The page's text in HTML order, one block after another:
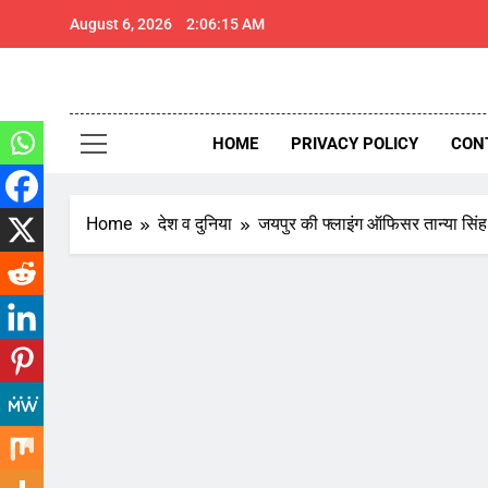
August 6, 2026 2:06:16 AM
Thar
HOME PRIVACY POLICY
Home देश व दुनिया जयपुर की फ्लाइंग ऑफिसर तान्या